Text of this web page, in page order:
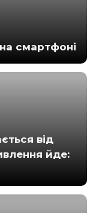
смартфоні
від
йде: